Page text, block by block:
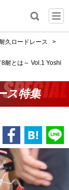
久ロードレース
>
耐とは～ Vol.1 Yoshi
ス特集